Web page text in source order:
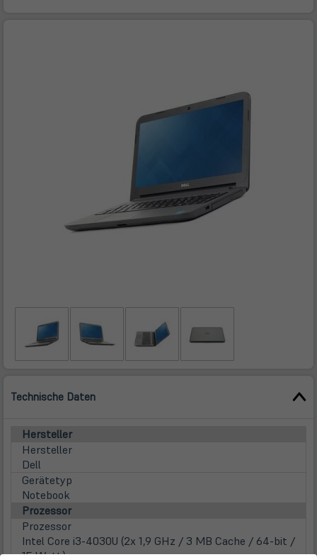
Technische Daten
Hersteller
Hersteller
Dell
Gerätetyp
Notebook
Prozessor
Prozessor
Intel Core i3-4030U (2x 1,9 GHz / 3 MB Cache / 64-bit /